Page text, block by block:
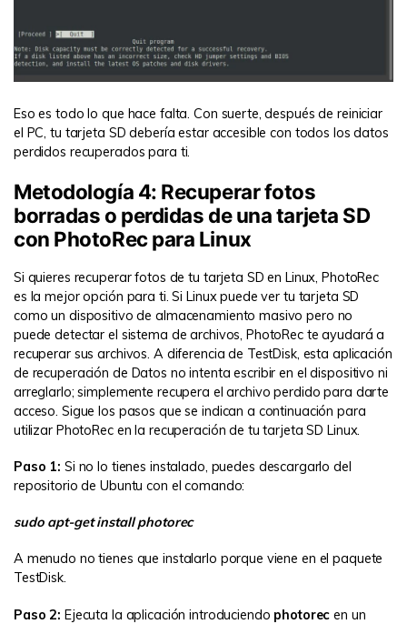
Eso es todo lo que hace falta. Con suerte, después de reiniciar
el PC, tu tarjeta SD debería estar accesible con todos los datos
perdidos recuperados para ti.
Metodología 4: Recuperar fotos
borradas o perdidas de una tarjeta SD
con PhotoRec para Linux
Si quieres recuperar fotos de tu tarjeta SD en Linux, PhotoRec
es la mejor opción para ti. Si Linux puede ver tu tarjeta SD
como un dispositivo de almacenamiento masivo pero no
puede detectar el sistema de archivos, PhotoRec te ayudará a
recuperar sus archivos. A diferencia de TestDisk, esta aplicación
de recuperación de Datos no intenta escribir en el dispositivo ni
arreglarlo; simplemente recupera el archivo perdido para darte
acceso. Sigue los pasos que se indican a continuación para
utilizar PhotoRec en la recuperación de tu tarjeta SD Linux.
Paso 1: Si no lo tienes instalado, puedes descargarlo del
repositorio de Ubuntu con el comando:
sudo apt-get install photorec
A menudo no tienes que instalarlo porque viene en el paquete
TestDisk.
Paso 2: Ejecuta la aplicación introduciendo photorecen un